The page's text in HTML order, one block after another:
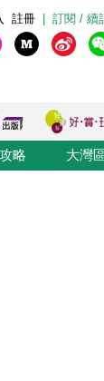
訂閱 / 續
註冊
略 大灣